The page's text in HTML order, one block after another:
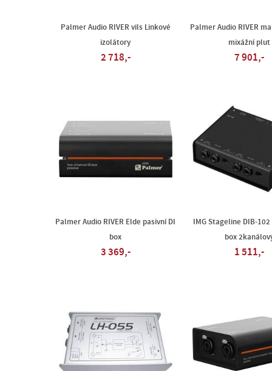
Palmer Audio RIVER vils Linkové
izolátory
2 718,-
Palmer Audio RIVER
mixážní plut
7 901,-
Palmer Audio RIVER Elde pasivní DI
box
3 369,-
IMG Stageline DIB-
box
1 511,-